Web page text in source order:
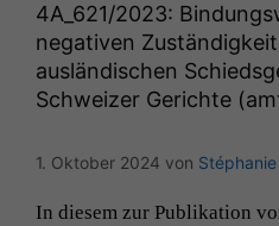
4A_621/2023:
negativen
ausländischen
Schweizer Gerichte
1. Oktober 2024 von
In diesem zur Pub­lika­tion